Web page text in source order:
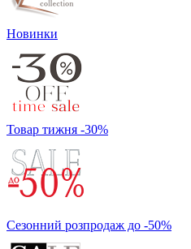
Новинки
Товар тижня -30%
Сезонний розпродаж до -50%